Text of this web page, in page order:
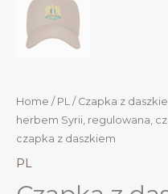
Home / PL / Czapka z
herbem Syrii, regulowana,
czapka z daszkiem
PL